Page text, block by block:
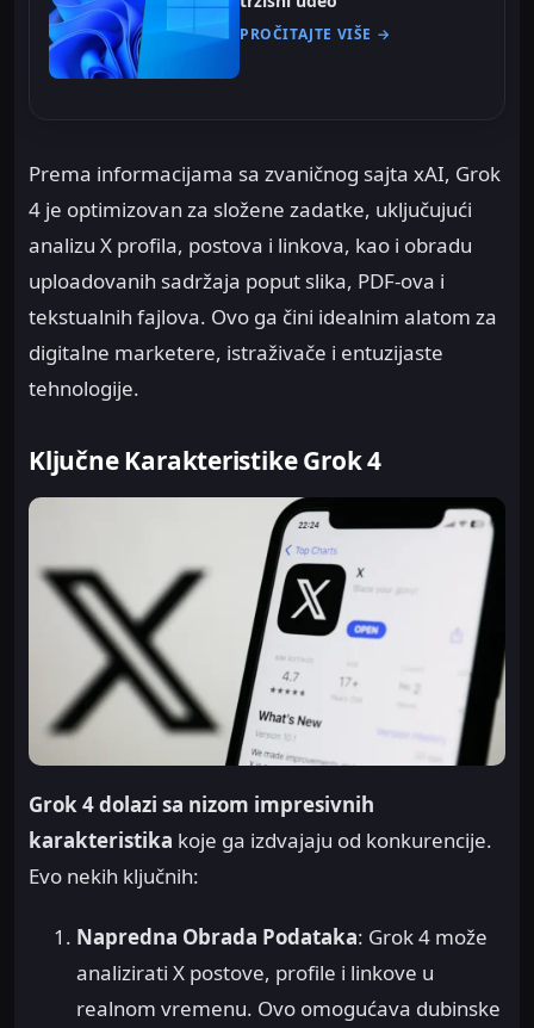
PROČITAJTE VIŠE →
Prema informacijama sa zvaničnog sajta xAI, Grok
4 je optimizovan za složene zadatke, uključujući
analizu X profila, postova i linkova, kao i obradu
uploadovanih sadržaja poput slika, PDF-ova i
tekstualnih fajlova. Ovo ga čini idealnim alatom za
digitalne marketere, istraživače i entuzijaste
tehnologije.
Ključne Karakteristike Grok 4
Grok 4 dolazi sa nizom impresivnih
karakteristika koje ga izdvajaju od konkurencije.
Evo nekih ključnih:
Napredna Obrada Podataka: Grok 4 može
analizirati X postove, profile i linkove u
realnom vremenu. Ovo omogućava dubinske